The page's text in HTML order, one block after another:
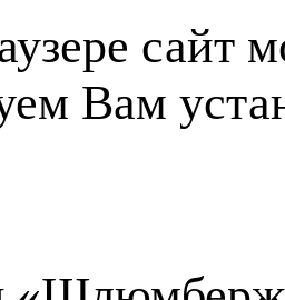
сайт
Вам